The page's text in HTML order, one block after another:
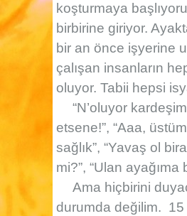
koşturmaya
birbirine giriyor.
bir an önce işyerine
çalışan insanların
oluyor. Tabii hepsi
“N’oluyor
etsene!”, “Aaa,
sağlık”, “Yavaş ol
mi?”, “Ulan ayağıma
Ama hiçbirini
durumda değilim.